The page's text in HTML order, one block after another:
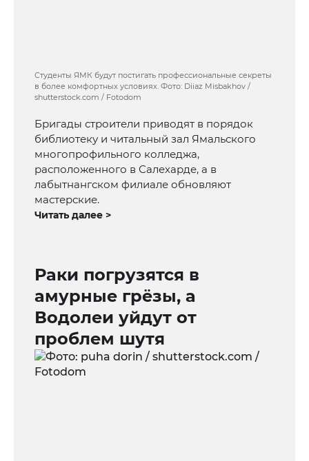
Студенты ЯМК будут постигать профессиональные секреты
в более комфортных условиях. Фото: Diiaz Misbakhov /
shutterstock.com / Fotodom
Бригады строители приводят в порядок
библиотеку и читальный зал Ямальского
многопрофильного колледжа,
расположенного в Салехарде, а в
лабытнангском филиале обновляют
мастерские.
Читать далее >
Раки погрузятся в
амурные грёзы, а
Водолеи уйдут от
проблем шутя